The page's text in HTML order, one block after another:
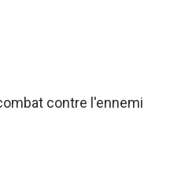
contre l'ennemi